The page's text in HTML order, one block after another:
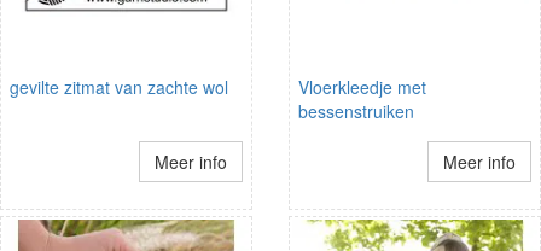
gevilte zitmat van zachte wol
Meer info
Vloerkleedje met
bessenstruiken
Meer info